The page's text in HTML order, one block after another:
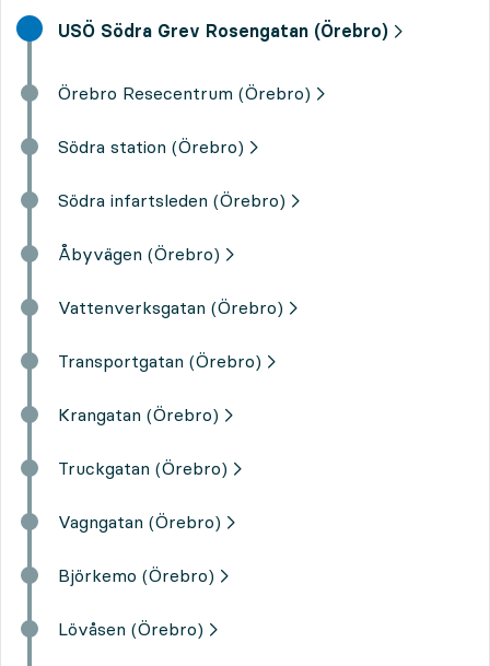
Start destination,
USÖ Södra Grev Rosengatan (Örebro)
Örebro Resecentrum (Örebro)
Södra station (Örebro)
Södra infartsleden (Örebro)
Åbyvägen (Örebro)
Vattenverksgatan (Örebro)
Transportgatan (Örebro)
Krangatan (Örebro)
Truckgatan (Örebro)
Vagngatan (Örebro)
Björkemo (Örebro)
Lövåsen (Örebro)